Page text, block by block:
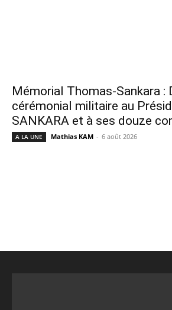
Mémorial Thomas-Sankara :
cérémonial militaire au
SANKARA et à ses douze
A LA UNE Mathias KAM - 6 août 2026